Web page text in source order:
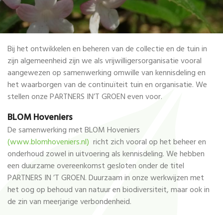
Bij het ontwikkelen en beheren van de collectie en de tuin in
zijn algemeenheid zijn we als vrijwilligersorganisatie vooral
aangewezen op samenwerking omwille van kennisdeling en
het waarborgen van de continuïteit tuin en organisatie. We
stellen onze PARTNERS IN’T GROEN even voor.
BLOM Hoveniers
De samenwerking met BLOM Hoveniers
(www.blomhoveniers.nl) richt zich vooral op het beheer en
onderhoud zowel in uitvoering als kennisdeling. We hebben
een duurzame overeenkomst gesloten onder de titel
PARTNERS IN ’T GROEN. Duurzaam in onze werkwijzen met
het oog op behoud van natuur en biodiversiteit, maar ook in
de zin van meerjarige verbondenheid.